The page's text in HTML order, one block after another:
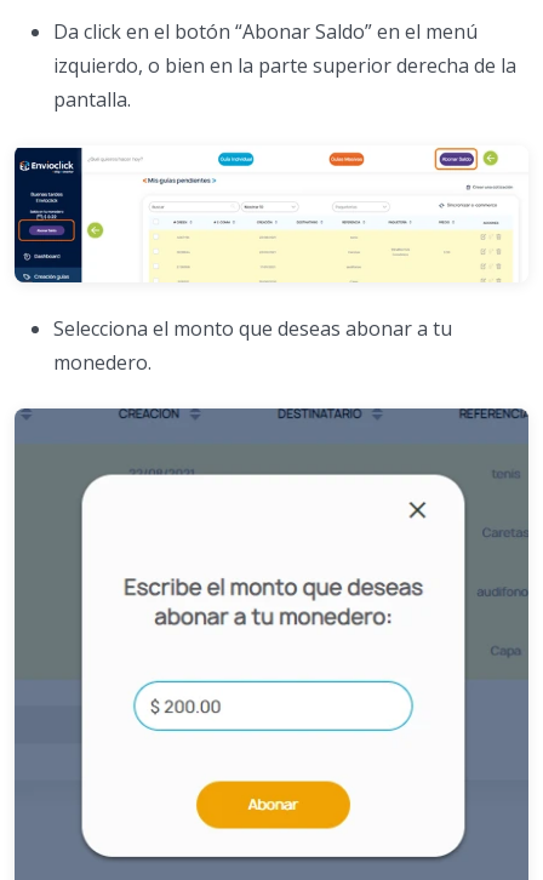
Da click en el botón “Abonar Saldo” en el menú
izquierdo, o bien en la parte superior derecha de la
pantalla.
Selecciona el monto que deseas abonar a tu
monedero.